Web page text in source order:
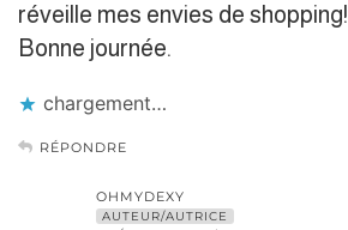
réveille mes envies de shopping!
Bonne journée.
chargement…
RÉPONDRE
OHMYDEXY
AUTEUR/AUTRICE